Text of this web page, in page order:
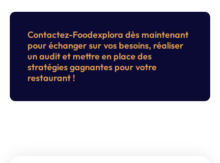
Contactez-Foodexplora dès maintenant
pour échanger sur vos besoins, réaliser
un audit et mettre en place des
stratégies gagnantes pour votre
restaurant !